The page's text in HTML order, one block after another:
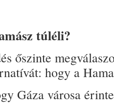
túléli?
őszinte
hogy a
Gáza városa